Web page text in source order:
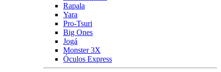
Rapala
Yara
Pro-Tsuri
Big Ones
Jogá
Monster 3X
Óculos Express